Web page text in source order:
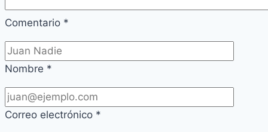
Comentario *
Nombre *
Correo electrónico *